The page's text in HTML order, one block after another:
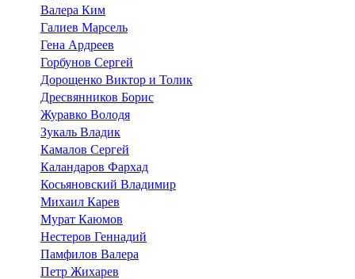
Валера Ким
Галиев Марсель
Гена Ардреев
Горбунов Сергей
Дорощенко Виктор и Толик
Дресвянников Борис
Журавко Володя
Зукаль Владик
Камалов Сергей
Каландаров Фархад
Косьяновский Владимир
Михаил Карев
Мурат Каюмов
Нестеров Геннадий
Памфилов Валера
Петр Жихарев